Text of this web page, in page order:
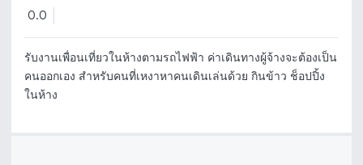
0.0
รับงานเพื่อนเที่ยวในห้างตามรถไฟฟ้า ค่าเดินทางผู้จ้างจะต้องเป็น
คนออกเอง สำหรับคนที่เหงาหาคนเดินเล่นด้วย กินข้าว ช็อปปิ้ง
ในห้าง